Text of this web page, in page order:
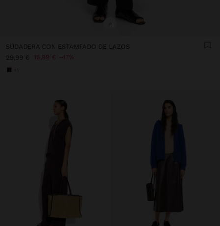
+
SUDADERA CON ESTAMPADO DE LAZOS
29,99 €
15,99 € 47%